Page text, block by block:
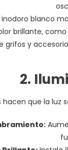
blanco
brillante,
grifos y
2.
hacen que la luz